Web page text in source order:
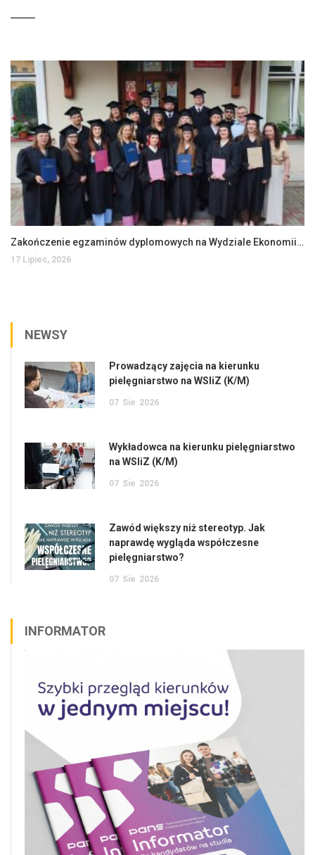
Zakończenie egzaminów dyplomowych na Wydziale Ekonomii i Zarządzania
17 Lipiec, 2026
NEWSY
Prowadzący zajęcia na kierunku
pielęgniarstwo na WSIiZ (K/M)
07 Sie 2026
Wykładowca na kierunku pielęgniarstwo
na WSIiZ (K/M)
07 Sie 2026
Zawód większy niż stereotyp. Jak
naprawdę wygląda współczesne
pielęgniarstwo?
07 Sie 2026
INFORMATOR